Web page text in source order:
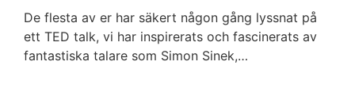
De flesta av er har säkert någon gång lyssnat på
ett TED talk, vi har inspirerats och fascinerats av
fantastiska talare som Simon Sinek,…